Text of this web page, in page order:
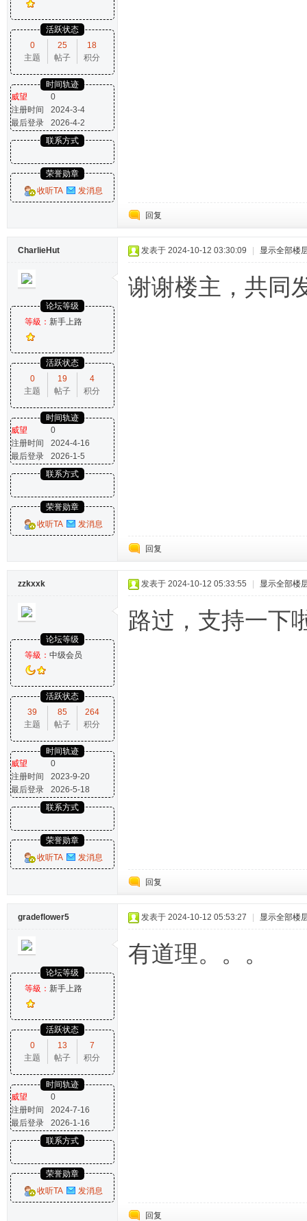
活跃状态
0
主题
25
帖子
18
积分
时间轨迹
威望
0
注册时间
2024-3-4
最后登录
2026-4-2
联系方式
荣誉勋章
收听TA
发消息
回复
CharlieHut
论坛等级
等級： 新手上路
活跃状态
0
主题
19
帖子
4
积分
时间轨迹
威望
0
注册时间
2024-4-16
最后登录
2026-1-5
联系方式
荣誉勋章
收听TA
发消息
发表于 2024-10-12 03:30:09 显示全部楼
谢谢楼主，共同
回复
zzkxxk
论坛等级
等級： 中级会员
活跃状态
39
主题
85
帖子
264
积分
时间轨迹
威望
0
注册时间
2023-9-20
最后登录
2026-5-18
联系方式
荣誉勋章
收听TA
发消息
发表于 2024-10-12 05:33:55 显示全部楼
路过，支持一下
回复
gradeflower5
论坛等级
等級： 新手上路
活跃状态
0
主题
13
帖子
7
积分
时间轨迹
威望
0
注册时间
2024-7-16
最后登录
2026-1-16
联系方式
荣誉勋章
收听TA
发消息
发表于 2024-10-12 05:53:27 显示全部楼
有道理。。。
回复